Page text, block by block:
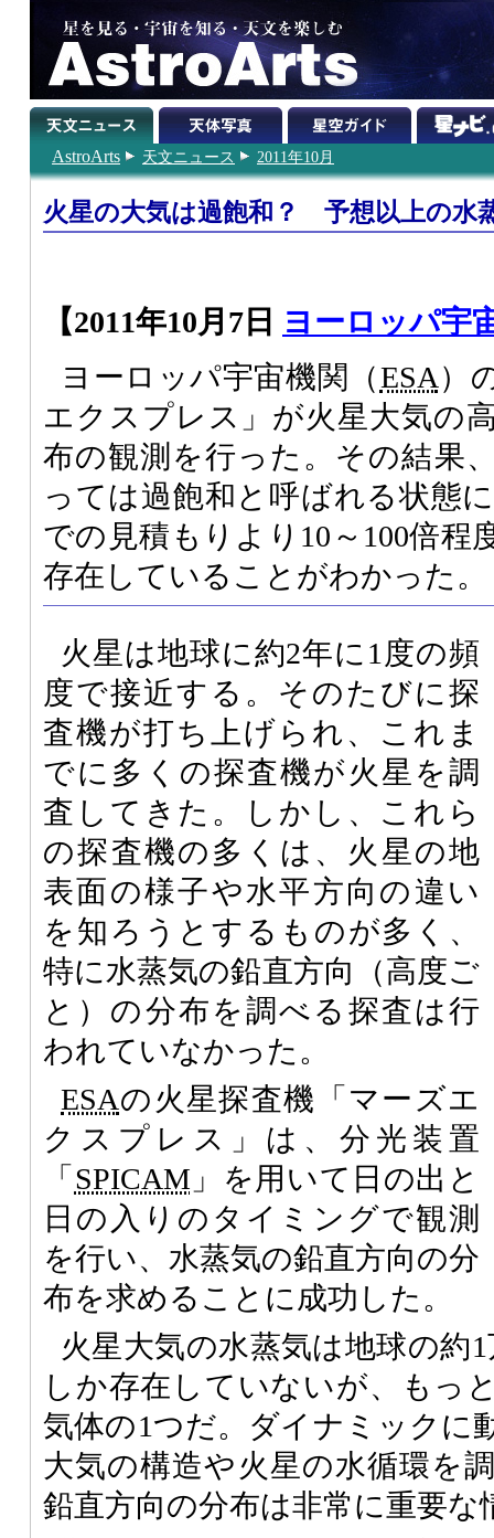
AstroArts 天文ニュース 2011年10月
火星の大気は過飽和？ 予想以上の水
【2011年10月7日 ヨーロッパ宇
ヨーロッパ宇宙機関（ESA）
エクスプレス」が火星大気の
布の観測を行った。その結果
っては過飽和と呼ばれる状態
での見積もりより10～100倍程
存在していることがわかった。
火星は地球に約2年に1度の頻
度で接近する。そのたびに探
査機が打ち上げられ、これま
でに多くの探査機が火星を調
査してきた。しかし、これら
の探査機の多くは、火星の地
表面の様子や水平方向の違い
を知ろうとするものが多く、
特に水蒸気の鉛直方向（高度ご
と）の分布を調べる探査は行
われていなかった。
ESAの火星探査機「マーズエ
クスプレス」は、分光装置
「 SPICAM 」を用いて日の出と
日の入りのタイミングで観測
を行い、水蒸気の鉛直方向の分
布を求めることに成功した。
火星大気の水蒸気は地球の約
しか存在していないが、もっ
気体の1つだ。ダイナミックに
大気の構造や火星の水循環を
鉛直方向の分布は非常に重要な